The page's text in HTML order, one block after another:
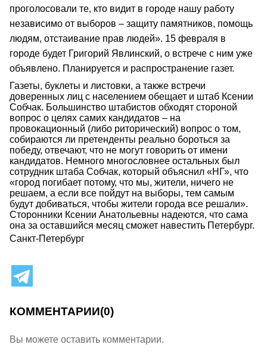
проголосовали те, кто видит в городе нашу работу
независимо от выборов – защиту памятников, помощь
людям, отстаивание прав людей». 15 февраля в
городе будет Григорий Явлинский, о встрече с ним уже
объявлено. Планируется и распространение газет.
Газеты, буклеты и листовки, а также встречи
доверенных лиц с населением обещает и штаб Ксении
Собчак. Большинство штабистов обходят стороной
вопрос о целях самих кандидатов – на
провокационный (либо риторический) вопрос о том,
собираются ли претенденты реально бороться за
победу, отвечают, что не могут говорить от имени
кандидатов. Немного многословнее остальных был
сотрудник штаба Собчак, который объяснил «НГ», что
«город погибает потому, что мы, жители, ничего не
решаем, а если все пойдут на выборы, тем самым
будут добиваться, чтобы жители города все решали».
Сторонники Ксении Анатольевны надеются, что сама
она за оставшийся месяц сможет навестить Петербург.
Санкт-Петербург
КОММЕНТАРИИ(0)
Вы можете оставить комментарии.